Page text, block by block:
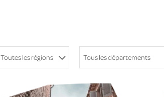
Toutes les régions Tous les départements